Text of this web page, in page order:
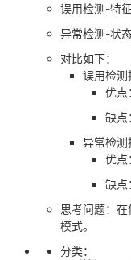
误用检测-特
异常检测-状
对比如下：
误用检
优点
缺点
异常检测
优点
缺点
思考问题：
模式。
分类：